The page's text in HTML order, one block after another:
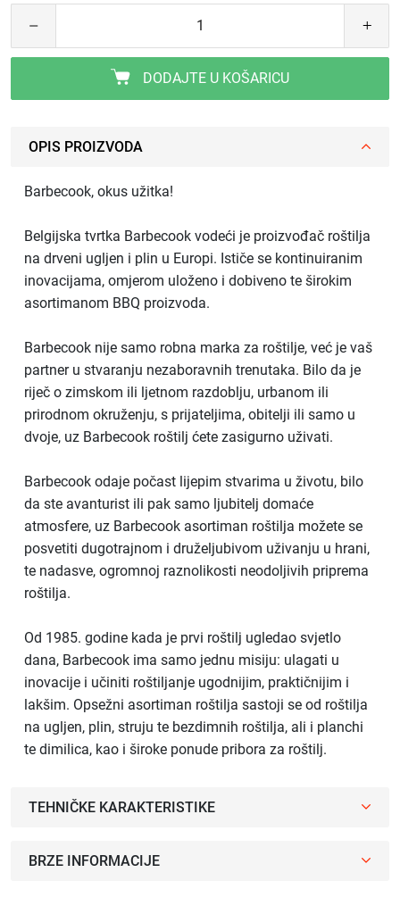
DODAJTE U KOŠARICU
OPIS PROIZVODA
Barbecook, okus užitka!
Belgijska tvrtka Barbecook vodeći je proizvođač roštilja
na drveni ugljen i plin u Europi. Ističe se kontinuiranim
inovacijama, omjerom uloženo i dobiveno te širokim
asortimanom BBQ proizvoda.
Barbecook nije samo robna marka za roštilje, već je vaš
partner u stvaranju nezaboravnih trenutaka. Bilo da je
riječ o zimskom ili ljetnom razdoblju, urbanom ili
prirodnom okruženju, s prijateljima, obitelji ili samo u
dvoje, uz Barbecook roštilj ćete zasigurno uživati.
Barbecook odaje počast lijepim stvarima u životu, bilo
da ste avanturist ili pak samo ljubitelj domaće
atmosfere, uz Barbecook asortiman roštilja možete se
posvetiti dugotrajnom i druželjubivom uživanju u hrani,
te nadasve, ogromnoj raznolikosti neodoljivih priprema
roštilja.
Od 1985. godine kada je prvi roštilj ugledao svjetlo
dana, Barbecook ima samo jednu misiju: ulagati u
inovacije i učiniti roštiljanje ugodnijim, praktičnijim i
lakšim. Opsežni asortiman roštilja sastoji se od roštilja
na ugljen, plin, struju te bezdimnih roštilja, ali i planchi
te dimilica, kao i široke ponude pribora za roštilj.
TEHNIČKE KARAKTERISTIKE
BRZE INFORMACIJE